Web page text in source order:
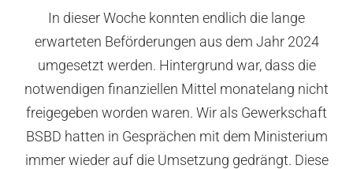
In dieser Woche konnten endlich die lange
erwarteten Beförderungen aus dem Jahr 2024
umgesetzt werden. Hintergrund war, dass die
notwendigen finanziellen Mittel monatelang nicht
freigegeben worden waren. Wir als Gewerkschaft
BSBD hatten in Gesprächen mit dem Ministerium
immer wieder auf die Umsetzung gedrängt. Diese